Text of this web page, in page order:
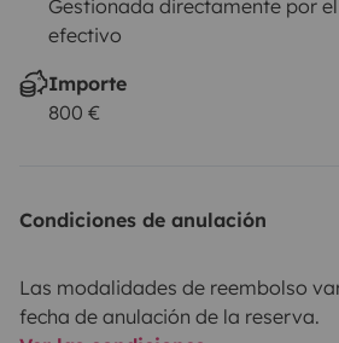
Gestionada directamente por
efectivo
Importe
800 €
Condiciones de anulación
Las modalidades de reembolso
fecha de anulación de la reserva.